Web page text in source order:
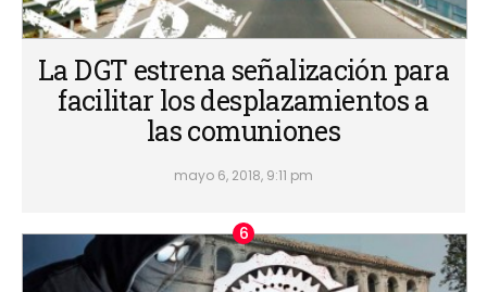
La DGT estrena señalización para
facilitar los desplazamientos a
las comuniones
mayo 6, 2018, 9:11 pm